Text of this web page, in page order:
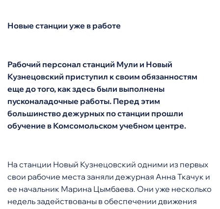
Новые станции уже в работе
Рабочий персонал станций Мули и Новый
Кузнецовский приступил к своим обязанностям
еще до того, как здесь были выполнены
пусконаладочные работы. Перед этим
большинство дежурных по станции прошли
обучение в Комсомольском учебном центре.
На станции Новый Кузнецовский одними из первых
свои рабочие места заняли дежурная Анна Ткачук и
ее начальник Марина Цымбаева. Они уже несколько
недель задействованы в обеспечении движения